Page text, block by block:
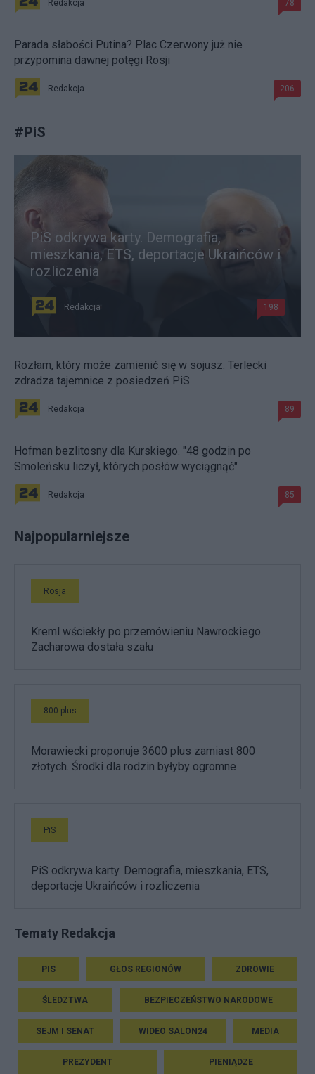
Redakcja 78
Parada słabości Putina? Plac Czerwony już nie
przypomina dawnej potęgi Rosji
Redakcja 206
#PiS
PiS odkrywa karty. Demografia,
mieszkania, ETS, deportacje Ukraińców i
rozliczenia
Redakcja 198
Rozłam, który może zamienić się w sojusz. Terlecki
zdradza tajemnice z posiedzeń PiS
Redakcja 89
Hofman bezlitosny dla Kurskiego. "48 godzin po
Smoleńsku liczył, których posłów wyciągnąć"
Redakcja 85
Najpopularniejsze
Rosja
Kreml wściekły po przemówieniu Nawrockiego.
Zacharowa dostała szału
800 plus
Morawiecki proponuje 3600 plus zamiast 800
złotych. Środki dla rodzin byłyby ogromne
PiS
PiS odkrywa karty. Demografia, mieszkania, ETS,
deportacje Ukraińców i rozliczenia
Tematy Redakcja
PIS GŁOS REGIONÓW ZDROWIE
ŚLEDZTWA BEZPIECZEŃSTWO NARODOWE
SEJM I SENAT WIDEO SALON24 MEDIA
PREZYDENT PIENIĄDZE